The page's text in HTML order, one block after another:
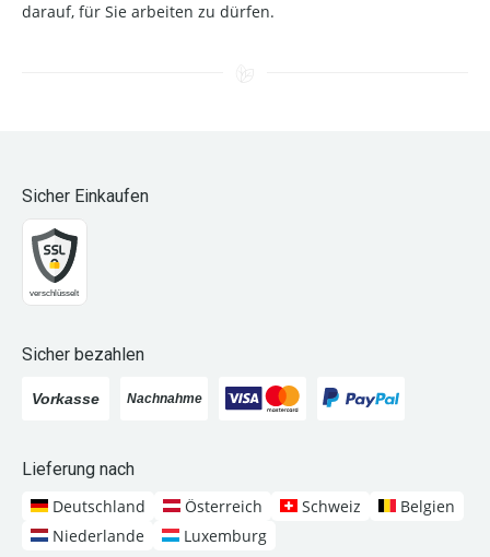
darauf, für Sie arbeiten zu dürfen.
Sicher Einkaufen
Sicher bezahlen
Lieferung nach
Deutschland
Österreich Schweiz
Belgien
Niederlande
Luxemburg